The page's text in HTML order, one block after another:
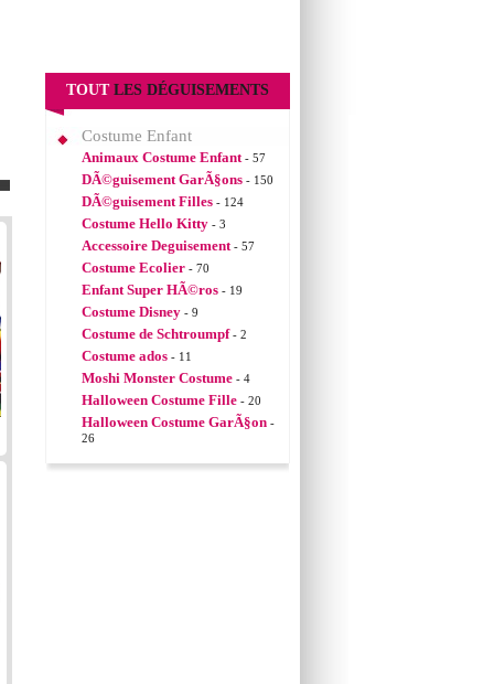
TOUT LES DÉGUISEMENTS
Costume Enfant
Animaux Costume Enfant - 57
DÃ©guisement GarÃ§ons - 150
DÃ©guisement Filles - 124
Costume Hello Kitty - 3
Accessoire Deguisement - 57
Costume Ecolier - 70
Enfant Super HÃ©ros - 19
Costume Disney - 9
Costume de Schtroumpf- 2
Costume ados - 11
Moshi Monster Costume - 4
Halloween Costume Fille - 20
Halloween Costume GarÃ§on -
26